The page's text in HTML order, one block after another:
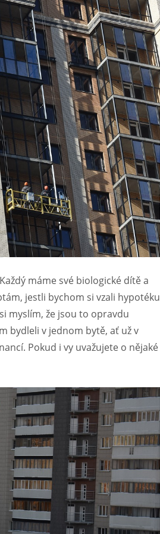
máme své biologické dítě a
jestli bychom si vzali hypotéku
myslím, že jsou to opravdu
bydleli v jednom bytě, ať už v
Pokud i vy uvažujete o nějaké